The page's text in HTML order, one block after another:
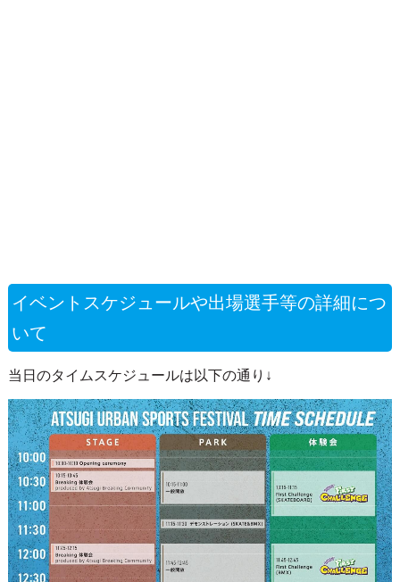
イベントスケジュールや出場選手等の詳細につ
いて
当日のタイムスケジュールは以下の通り↓